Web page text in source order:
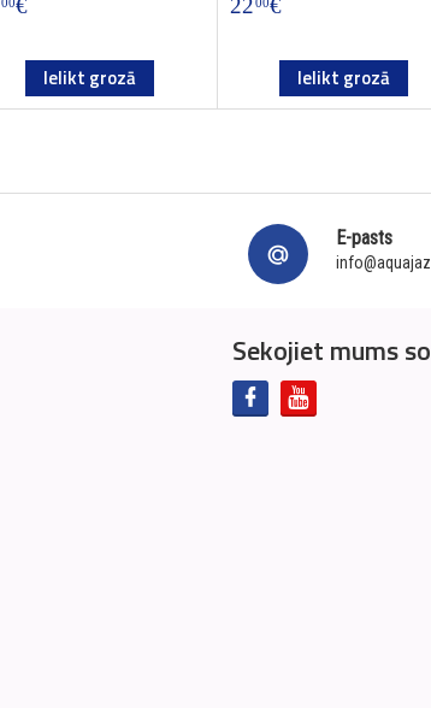
€
Ielikt grozā
22 €
Ielikt grozā
E-pasts
Sekojiet mums